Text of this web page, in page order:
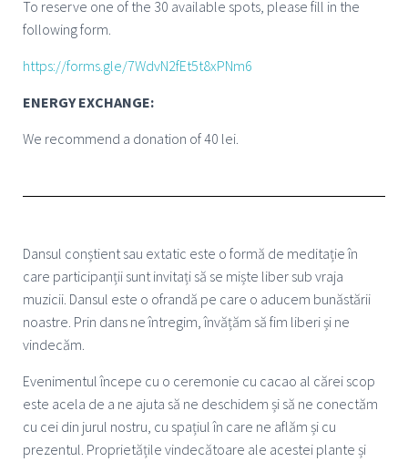
To reserve one of the 30 available spots, please fill in the
following form.
https://forms.gle/7WdvN2fEt5t8xPNm6
ENERGY EXCHANGE:
We recommend a donation of 40 lei.
Dansul conștient sau extatic este o formă de meditație în
care participanții sunt invitați să se miște liber sub vraja
muzicii. Dansul este o ofrandă pe care o aducem bunăstării
noastre. Prin dans ne întregim, învățăm să fim liberi și ne
vindecăm.
Evenimentul începe cu o ceremonie cu cacao al cărei scop
este acela de a ne ajuta să ne deschidem și să ne conectăm
cu cei din jurul nostru, cu spațiul în care ne aflăm și cu
prezentul. Proprietățile vindecătoare ale acestei plante și